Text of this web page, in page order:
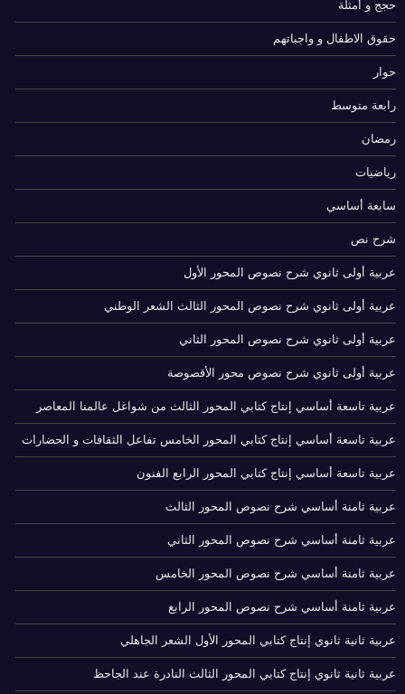
حجج و أمثلة
حقوق الاطفال و واجباتهم
حوار
رابعة متوسط
رمضان
رياضيات
سابعة أساسي
شرح نص
عربية أولى ثانوي شرح نصوص المحور الأول
عربية أولى ثانوي شرح نصوص المحور الثالث الشعر الوطني
عربية أولى ثانوي شرح نصوص المحور الثاني
عربية أولى ثانوي شرح نصوص محور الأقصوصة
عربية تاسعة أساسي إنتاج كتابي المحور الثالث من شواغل عالمنا المعاصر
عربية تاسعة أساسي إنتاج كتابي المحور الخامس تفاعل الثقافات و الحضارات
عربية تاسعة أساسي إنتاج كتابي المحور الرابع الفنون
عربية ثامنة أساسي شرح نصوص المحور الثالث
عربية ثامنة أساسي شرح نصوص المحور الثاني
عربية ثامنة أساسي شرح نصوص المحور الخامس
عربية ثامنة أساسي شرح نصوص المحور الرابع
عربية ثانية ثانوي إنتاج كتابي المحور الأول الشعر الجاهلي
عربية ثانية ثانوي إنتاج كتابي المحور الثالث النادرة عند الجاحظ